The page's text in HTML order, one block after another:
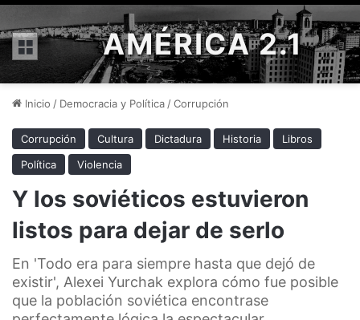
Menú AMÉRICA 2.1
Inicio / Democracia y Política /Corrupción
Corrupción Cultura Dictadura Historia
Libros
Política
Violencia
Y los soviéticos estuvieron
listos para dejar de serlo
En 'Todo era para siempre hasta que dejó de
existir', Alexei Yurchak explora cómo fue posible
que la población soviética encontrase